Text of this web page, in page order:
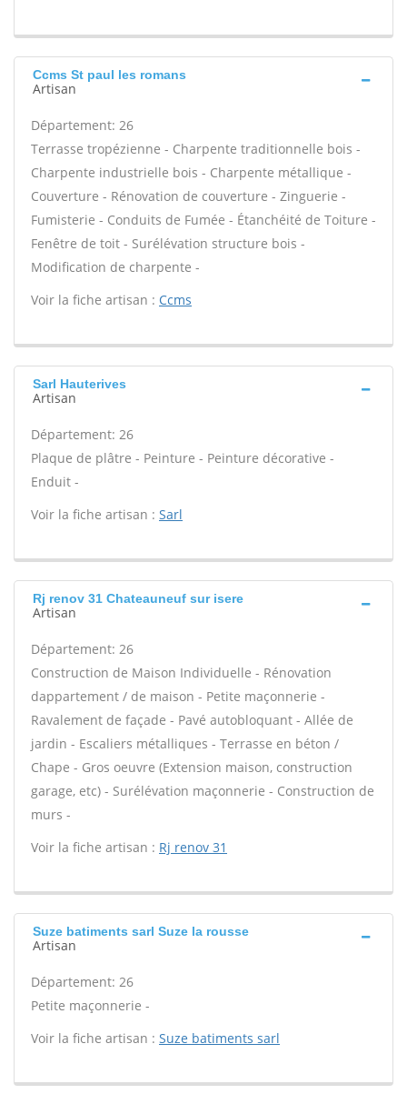
Ccms St paul les romans
Artisan
Département: 26
Terrasse tropézienne - Charpente traditionnelle bois -
Charpente industrielle bois - Charpente métallique -
Couverture - Rénovation de couverture - Zinguerie -
Fumisterie - Conduits de Fumée - Étanchéité de Toiture -
Fenêtre de toit - Surélévation structure bois -
Modification de charpente -
Voir la fiche artisan : Ccms
Sarl Hauterives
Artisan
Département: 26
Plaque de plâtre - Peinture - Peinture décorative -
Enduit -
Voir la fiche artisan : Sarl
Rj renov 31 Chateauneuf sur isere
Artisan
Département: 26
Construction de Maison Individuelle - Rénovation
dappartement / de maison - Petite maçonnerie -
Ravalement de façade - Pavé autobloquant - Allée de
jardin - Escaliers métalliques - Terrasse en béton /
Chape - Gros oeuvre (Extension maison, construction
garage, etc) - Surélévation maçonnerie - Construction de
murs -
Voir la fiche artisan : Rj renov 31
Suze batiments sarl Suze la rousse
Artisan
Département: 26
Petite maçonnerie -
Voir la fiche artisan : Suze batiments sarl